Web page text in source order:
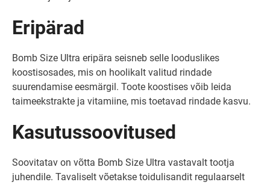
Eripärad
Bomb Size Ultra eripära seisneb selle looduslikes
koostisosades, mis on hoolikalt valitud rindade
suurendamise eesmärgil. Toote koostises võib leida
taimeekstrakte ja vitamiine, mis toetavad rindade kasvu.
Kasutussoovitused
Soovitatav on võtta Bomb Size Ultra vastavalt tootja
juhendile. Tavaliselt võetakse toidulisandit regulaarselt